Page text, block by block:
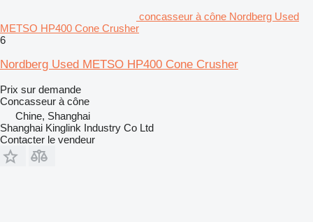
concasseur à cône Nordberg Used
METSO HP400 Cone Crusher
6
Nordberg Used METSO HP400 Cone Crusher
Prix sur demande
Concasseur à cône
Chine, Shanghai
Shanghai Kinglink Industry Co Ltd
Contacter le vendeur